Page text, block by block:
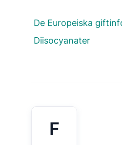
De Europeiska
Diisocyanater
F